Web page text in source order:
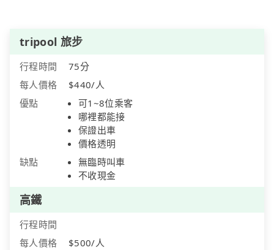
tripool 旅步
行程時間
75分
每人價格
$440/人
優點
可1~8位乘客
哪裡都能接
保證出車
價格透明
缺點
無臨時叫車
不收現金
高鐵
行程時間
每人價格
$500/人